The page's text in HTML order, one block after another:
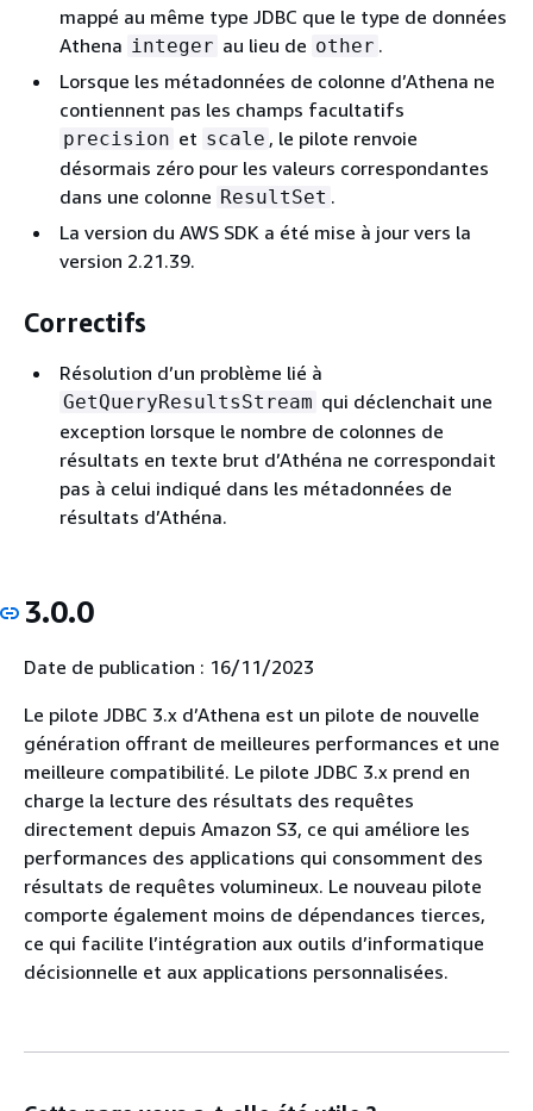
mappé au même type JDBC que le type de données
Athena integer au lieu de other .
Lorsque les métadonnées de colonne d’Athena ne
contiennent pas les champs facultatifs
precision et scale , le pilote renvoie
désormais zéro pour les valeurs correspondantes
dans une colonne ResultSet .
La version du AWS SDK a été mise à jour vers la
version 2.21.39.
Correctifs
Résolution d’un problème lié à
GetQueryResultsStream qui déclenchait une
exception lorsque le nombre de colonnes de
résultats en texte brut d’Athéna ne correspondait
pas à celui indiqué dans les métadonnées de
résultats d’Athéna.
3.0.0
Date de publication : 16/11/2023
Le pilote JDBC 3.x d’Athena est un pilote de nouvelle
génération offrant de meilleures performances et une
meilleure compatibilité. Le pilote JDBC 3.x prend en
charge la lecture des résultats des requêtes
directement depuis Amazon S3, ce qui améliore les
performances des applications qui consomment des
résultats de requêtes volumineux. Le nouveau pilote
comporte également moins de dépendances tierces,
ce qui facilite l’intégration aux outils d’informatique
décisionnelle et aux applications personnalisées.